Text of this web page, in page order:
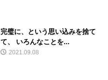
完璧に、という思い込みを捨て
て、 いろんなことを...
2021.09.08